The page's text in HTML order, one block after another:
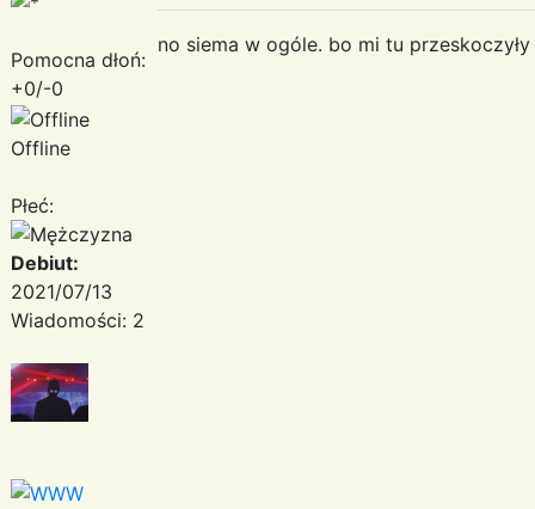
Pomocna dłoń:
+0/-0
Offline
Płeć:
Debiut:
2021/07/13
Wiadomości: 2
no siema w ogóle. bo mi tu